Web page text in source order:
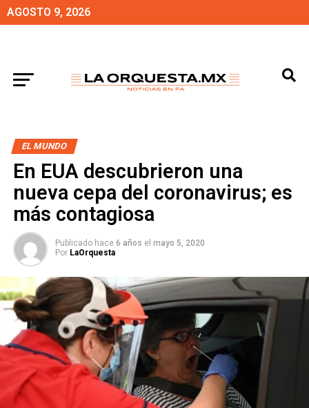
AGOSTO 9, 2026
EL MUNDO
En EUA descubrieron una
nueva cepa del coronavirus; es
más contagiosa
Publicado hace 6 años el mayo 5, 2020
Por LaOrquesta